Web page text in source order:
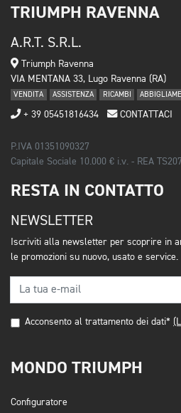
TRIUMPH RAVENNA
A.R.T. S.R.L.
Triumph Ravenna
VIA MENTANA 33, Lugo Ravenna (RA)
VENDITA ASSISTENZA RICAMBI
+ 39 05451816434 CONTATTACI
P.IVA 01351090327
Capitale Sociale 10.000 € i.v. - REA
RESTA IN CONTATTO
NEWSLETTER
Iscriviti alla newsletter per scoprire in
le promozioni su nuovo, usato e service.
Acconsento al trattamento dei dati*
MONDO TRIUMPH
Configuratore